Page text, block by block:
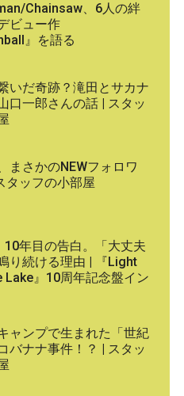
Chainsaw、6人の絆
ビュー作
』を語る
いだ奇跡？滝田とサカナ
口一郎さんの話 | スタッ
まさかのNEWフォロワ
タッフの小部屋
10年目の告白。「大丈夫
り続ける理由 | 『Light
Lake』10周年記念盤イン
ャンプで生まれた「世紀
バナナ事件！？ | スタッ